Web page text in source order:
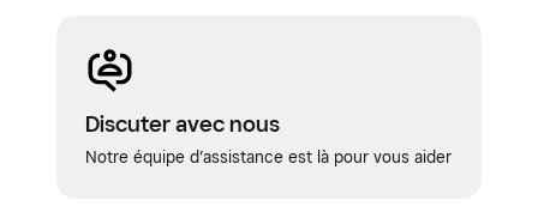
Discuter avec nous
Notre équipe d’assistance est là pour vous aider